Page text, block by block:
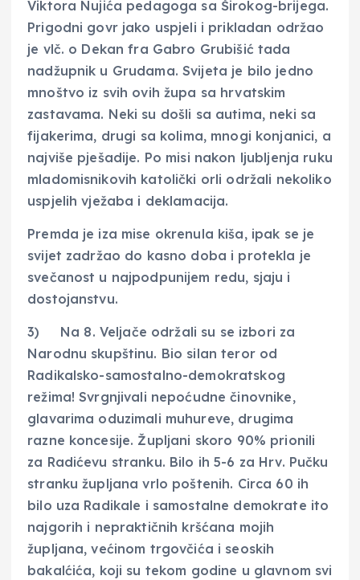
Viktora Nujića pedagoga sa Širokog-brijega.
Prigodni govr jako uspjeli i prikladan održao
je vlč. o Dekan fra Gabro Grubišić tada
nadžupnik u Grudama. Svijeta je bilo jedno
mnoštvo iz svih ovih župa sa hrvatskim
zastavama. Neki su došli sa autima, neki sa
fijakerima, drugi sa kolima, mnogi konjanici, a
najviše pješadije. Po misi nakon ljubljenja ruku
mladomisnikovih katolički orli održali nekoliko
uspjelih vježaba i deklamacija.
Premda je iza mise okrenula kiša, ipak se je
svijet zadržao do kasno doba i protekla je
svečanost u najpodpunijem redu, sjaju i
dostojanstvu.
3) Na 8. Veljače održali su se izbori za
Narodnu skupštinu. Bio silan teror od
Radikalsko-samostalno-demokratskog
režima! Svrgnjivali nepoćudne činovnike,
glavarima oduzimali muhureve, drugima
razne koncesije. Župljani skoro 90% prionili
za Radićevu stranku. Bilo ih 5-6 za Hrv. Pučku
stranku župljana vrlo poštenih. Circa 60 ih
bilo uza Radikale i samostalne demokrate ito
najgorih i nepraktičnih kršćana mojih
župljana, većinom trgovčića i seoskih
bakalćića, koji su tekom godine u glavnom svi